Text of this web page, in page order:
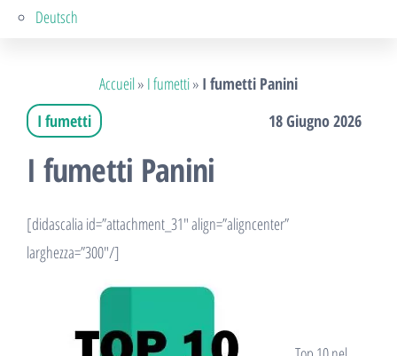
Deutsch
Accueil» I fumetti» I fumetti Panini
I fumetti
18 Giugno 2026
I fumetti Panini
[didascalia id=”attachment_31″ align=”aligncenter”
larghezza=”300″/]